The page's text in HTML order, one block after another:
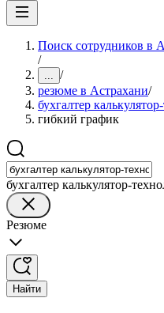
Поиск сотрудников в
/
... /
резюме в Астрахани/
бухгалтер
гибкий график
бухгалтер калькулятор-
Резюме
Найти